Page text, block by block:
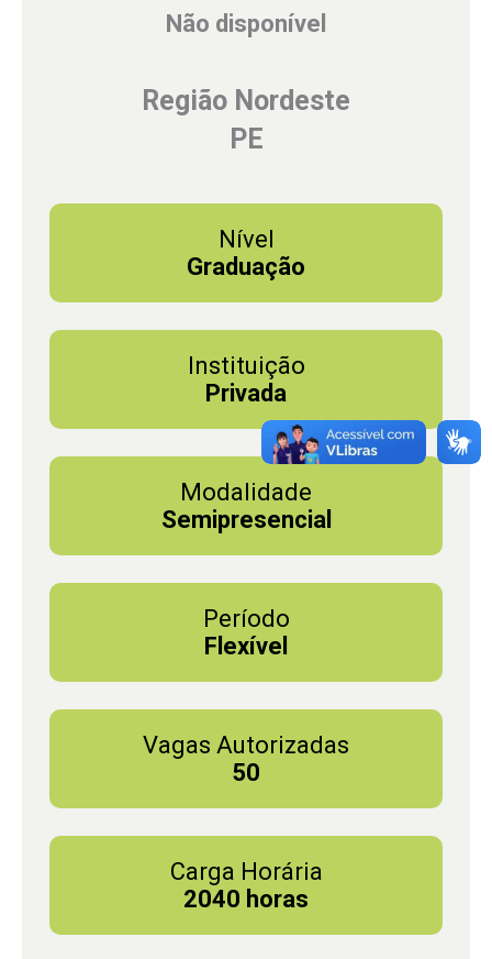
Não disponível
Região Nordeste
PE
Nível
Graduação
Instituição
Privada
Modalidade
Semipresencial
Período
Flexível
Vagas Autorizadas
50
Carga Horária
2040 horas